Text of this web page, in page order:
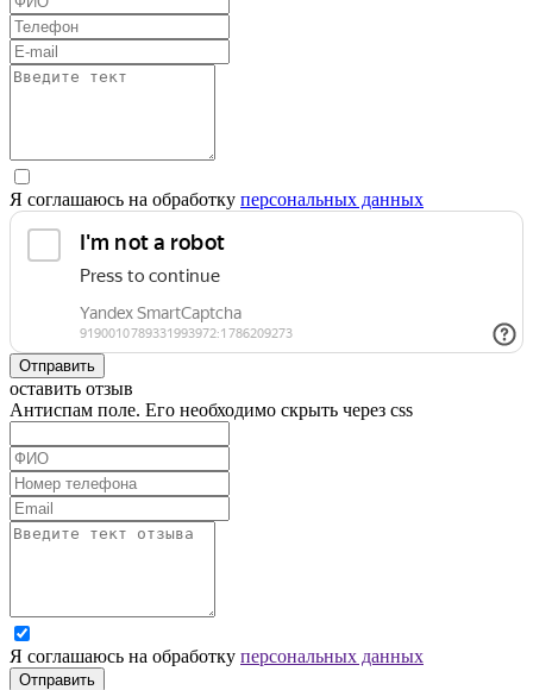
Я соглашаюсь на обработку персональных данных
Отправить
оставить отзыв
Антиспам поле. Его необходимо скрыть через css
Я соглашаюсь на обработку персональных данных
Отправить